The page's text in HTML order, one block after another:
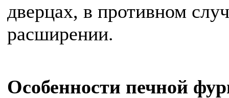
дверцах, в противном
расширении.
Особенности печной